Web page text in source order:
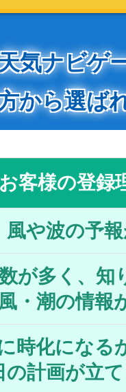
気ナビゲ
から選ば
お客様の登録
風や波の予
が多く、知
・潮の情報
時化になる
の計画が立